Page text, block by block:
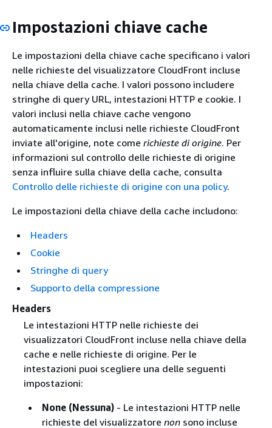
Impostazioni chiave cache
Le impostazioni della chiave cache specificano i valori
nelle richieste del visualizzatore CloudFront incluse
nella chiave della cache. I valori possono includere
stringhe di query URL, intestazioni HTTP e cookie. I
valori inclusi nella chiave cache vengono
automaticamente inclusi nelle richieste CloudFront
inviate all'origine, note come richieste di origine. Per
informazioni sul controllo delle richieste di origine
senza influire sulla chiave della cache, consulta
Controllo delle richieste di origine con una policy.
Le impostazioni della chiave della cache includono:
Headers
Cookie
Stringhe di query
Supporto della compressione
Headers
Le intestazioni HTTP nelle richieste dei
visualizzatori CloudFront incluse nella chiave della
cache e nelle richieste di origine. Per le
intestazioni puoi scegliere una delle seguenti
impostazioni:
None (Nessuna)- Le intestazioni HTTP nelle
richieste del visualizzatore nonsono incluse